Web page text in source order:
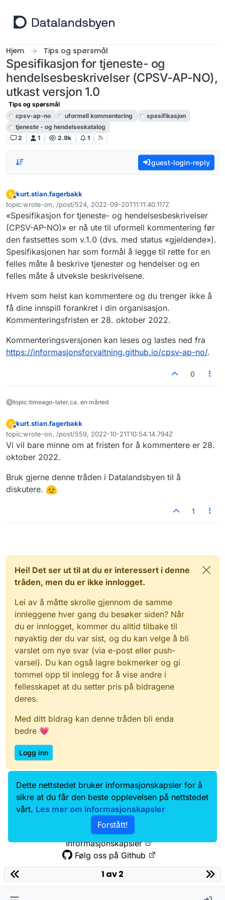
Hjem Tips og spørsmål
Spesifikasjon for tjeneste- og
hendelsesbeskrivelser (CPSV-AP-NO),
utkast versjon 1.0
Tips og spørsmål
cpsv-ap-no
uformell kommentering
spesifikasjon
tjeneste - og hendelseskatalog
2
1 2.9k 1
guest-login-reply
K
Frakoblet
kurt.stian.fagerbakk
topic:wrote-on, /post/524, 2022-09-20T11:11:40.117Z
Sist endret av
«Spesifikasjon for tjeneste- og hendelsesbeskrivelser
(CPSV-AP-NO)» er nå ute til uformell kommentering før
den fastsettes som v.1.0 (dvs. med status «gjeldende»).
Spesifikasjonen har som formål å legge til rette for en
felles måte å beskrive tjenester og hendelser og en
felles måte å utveksle beskrivelsene.
Hvem som helst kan kommentere og du trenger ikke å
få dine innspill forankret i din organisasjon.
Kommenteringsfristen er 28. oktober 2022.
Kommenteringsversjonen kan leses og lastes ned fra
https://informasjonsforvaltning.github.io/cpsv-ap-no/.
0
topic:timeago-later,ca. en måned
K
Frakoblet
kurt.stian.fagerbakk
topic:wrote-on, /post/559, 2022-10-21T10:54:14.794Z
Sist endret av
Vi vil bare minne om at fristen for å kommentere er 28.
oktober 2022.
Bruk gjerne denne tråden i Datalandsbyen til å
diskutere.
1
Hei! Det ser ut til at du er interessert i denne
tråden, men du er ikke innlogget.
Lei av å måtte skrolle gjennom de samme
innleggene hver gang du besøker siden? Når
du er innlogget, kommer du alltid tilbake til
nøyaktig der du var sist, og du kan velge å bli
varslet om nye svar (via e-post eller push-
varsel). Du kan også lagre bokmerker og gi
tommel opp til innlegg for å vise andre i
fellesskapet at du setter pris på bidragene
deres.
Med ditt bidrag kan denne tråden bli enda
bedre 💗
Logg inn
Data.norge.no
Kontakt oss
Samtykke og brukervilkår
Tilgjengelighetserklæring
Personvernerklæring
Informasjonskapsler
Følg oss på Github
1 av 2
Dette nettstedet bruker informasjonskapsler for å
sikre at du får den beste opplevelsen på nettstedet
vårt. Les mer om informasjonskapsler
Forstått!